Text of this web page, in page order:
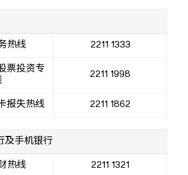
热线 2211 1333
票投资专
2211 1998
报失热线 2211 1862
及手机银行
热线 2211 1321